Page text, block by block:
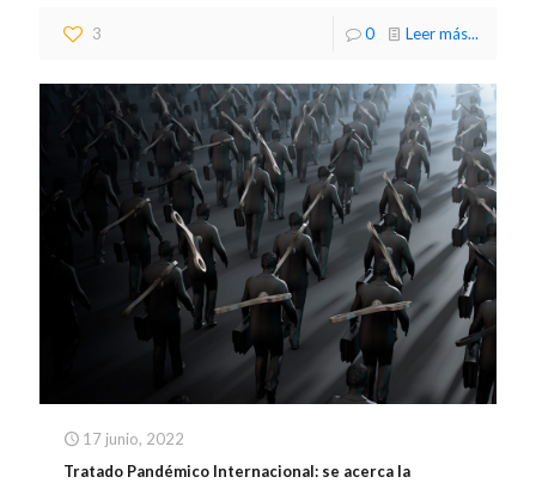
3 0 Leer más...
17 junio, 2022
Tratado Pandémico Internacional: se acerca la